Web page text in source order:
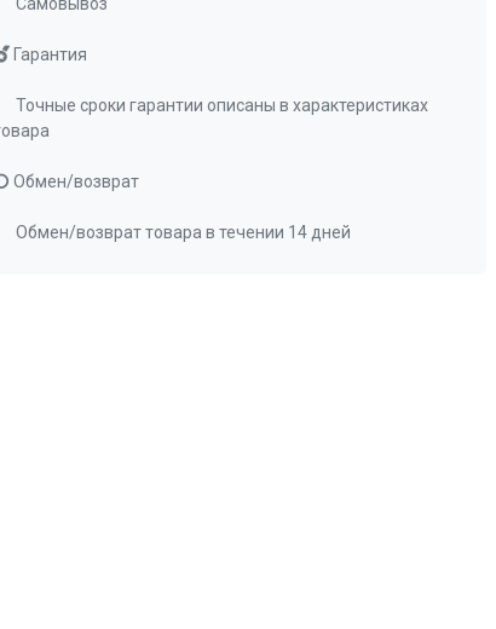
Гарантия
Точные сроки гарантии описаны в характеристиках
Обмен/возврат
Обмен/возврат товара в течении 14 дней